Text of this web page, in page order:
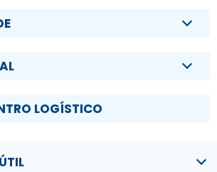
LOGÍSTICO